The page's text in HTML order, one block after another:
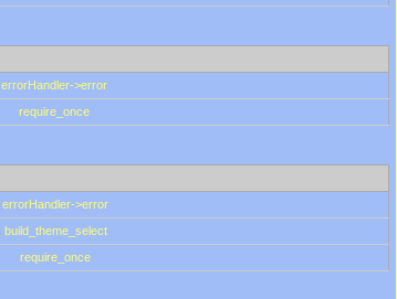
errorHandler->error
require_once
errorHandler->error
build_theme_select
require_once